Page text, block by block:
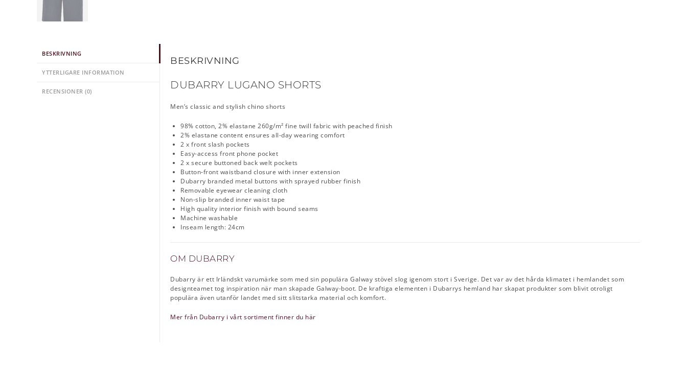
BESKRIVNING
YTTERLIGARE INFORMATION
RECENSIONER (0)
BESKRIVNING
DUBARRY LUGANO SHORTS
Men’s classic and stylish chino shorts
98% cotton, 2% elastane 260g/m² fine twill fabric with peached finish
2% elastane content ensures all-day wearing comfort
2 x front slash pockets
Easy-access front phone pocket
2 x secure buttoned back welt pockets
Button-front waistband closure with inner extension
Dubarry branded metal buttons with sprayed rubber finish
Removable eyewear cleaning cloth
Non-slip branded inner waist tape
High quality interior finish with bound seams
Machine washable
Inseam length: 24cm
OM DUBARRY
Dubarry är ett Irländskt varumärke som med sin populära Galway stövel slog igenom stort i Sverige. Det var av det hårda klimatet i hemlandet som
designteamet tog inspiration när man skapade Galway-boot. De kraftiga elementen i Dubarrys hemland har skapat produkter som blivit otroligt
populära även utanför landet med sitt slitstarka material och komfort.
Mer från Dubarry i vårt sortiment finner du här